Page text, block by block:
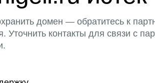
домен — обратитесь к
Уточнить контакты для связи с